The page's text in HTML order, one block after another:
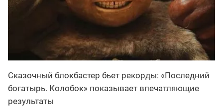
Сказочный блокбастер бьет рекорды: «Последний
богатырь. Колобок» показывает впечатляющие
результаты